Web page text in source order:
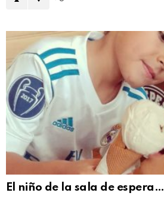
El niño de la sala de espera…